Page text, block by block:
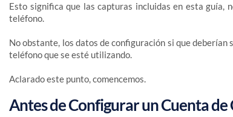
Esto significa que las capturas incluidas en esta guía,
teléfono.
No obstante, los datos de configuración si que
teléfono que se esté utilizando.
Aclarado este punto, comencemos.
Antes de Configurar un Cuenta